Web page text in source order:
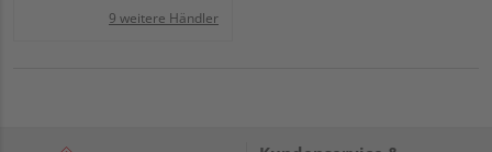
9 weitere Händler